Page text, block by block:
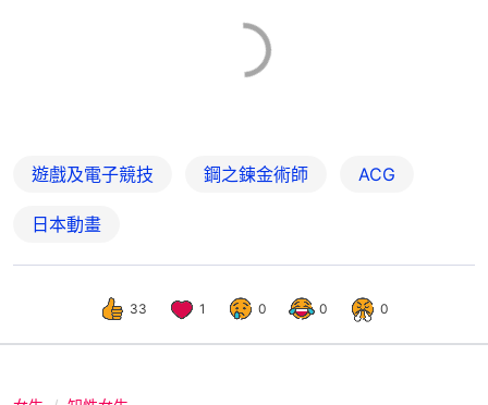
遊戲及電子競技 鋼之鍊金術師 ACG
日本動畫
33 1 0 0 0